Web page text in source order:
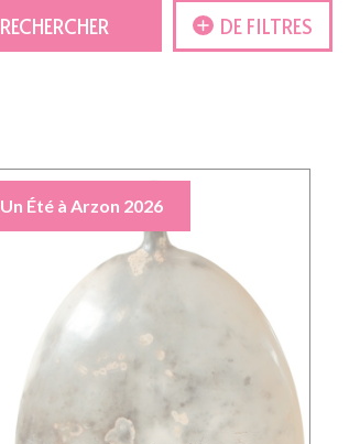
DE FILTRES
Un Été à Arzon 2026